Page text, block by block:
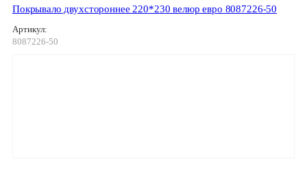
Покрывало двухстороннее 220*230 велюр евро 8087226-50
Артикул:
8087226-50